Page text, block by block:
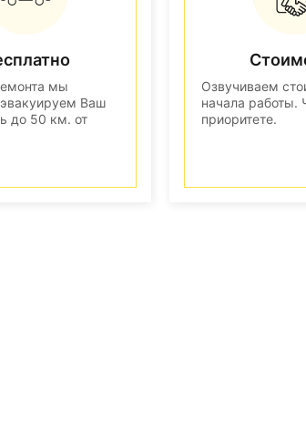
мы
эвакуируем Ваш
до 50 км. от
Озвучиваем
начала работы.
приоритете.